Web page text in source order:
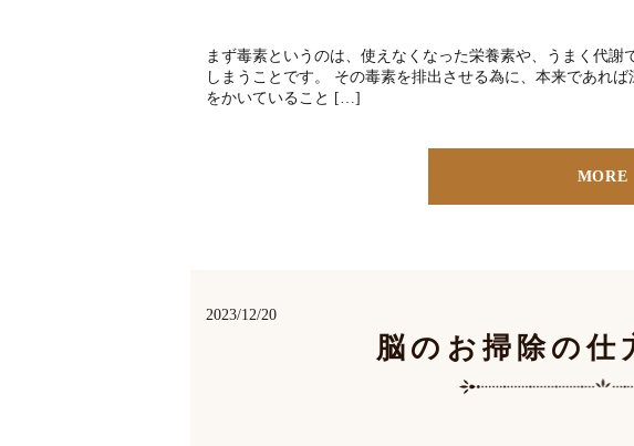
まず毒素というのは、使えなくなった栄養素や、うまく代
しまうことです。 その毒素を排出させる為に、本来であれ
をかいていること […]
MORE
2023/12/20
脳のお掃除の仕